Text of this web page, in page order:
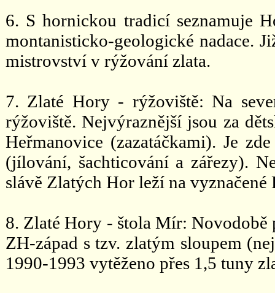
6. S hornickou tradicí seznamuje
montanisticko-geologické nadace.
mistrovství v rýžování zlata.
7. Zlaté Hory - rýžoviště: Na
rýžoviště. Nejvýraznější jsou za
Heřmanovice (zazatáčkami). Je
(jílování, šachticování a zářezy).
slávě Zlatých Hor leží na vyznačené
8. Zlaté Hory - štola Mír: Novodobě
ZH-západ s tzv. zlatým sloupem
1990-1993 vytěženo přes 1,5 tuny